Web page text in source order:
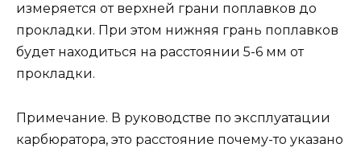
измеряется от верхней грани поплавков до
прокладки. При этом нижняя грань поплавков
будет находиться на расстоянии 5-6 мм от
прокладки.
Примечание. В руководстве по эксплуатации
карбюратора, это расстояние почему-то указано